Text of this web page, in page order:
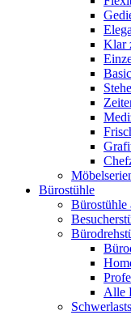
Klar
Bürostühle
Bürostühle
Alle